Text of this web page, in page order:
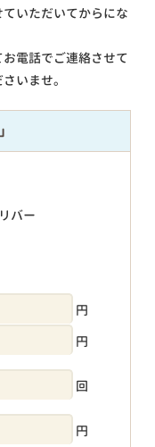
いただいてからにな
電話でご連絡させて
いませ。
バー
円
円
回
円